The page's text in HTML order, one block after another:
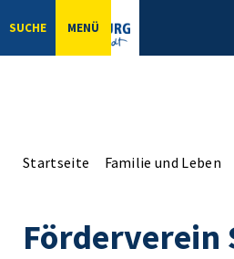
SUCHE MENÜ
Startseite Familie und Leben
Förderverein